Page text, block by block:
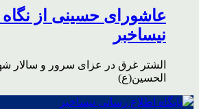
عاشورای حسینی از نگاه
نیساخبر
الشتر غرق در عزای سرور و سالار
الحسین(ع)